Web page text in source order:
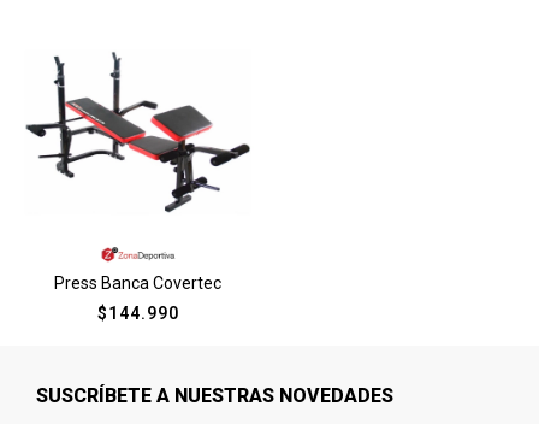
Press Banca Covertec
$144.990
SUSCRÍBETE A NUESTRAS NOVEDADES